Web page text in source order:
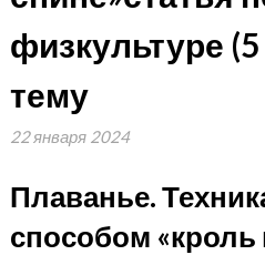
физкультуре
тему
22 января 2024
Плаванье.
способом «кроль